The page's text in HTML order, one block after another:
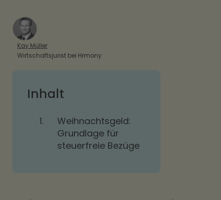
Kay Müller
Wirtschaftsjurist bei Hrmony
Inhalt
1.
Weihnachtsgeld:
Grundlage für
steuerfreie Bezüge